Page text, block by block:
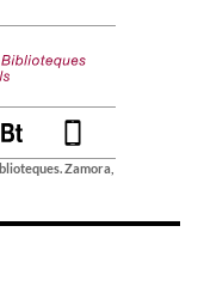
Zamora,